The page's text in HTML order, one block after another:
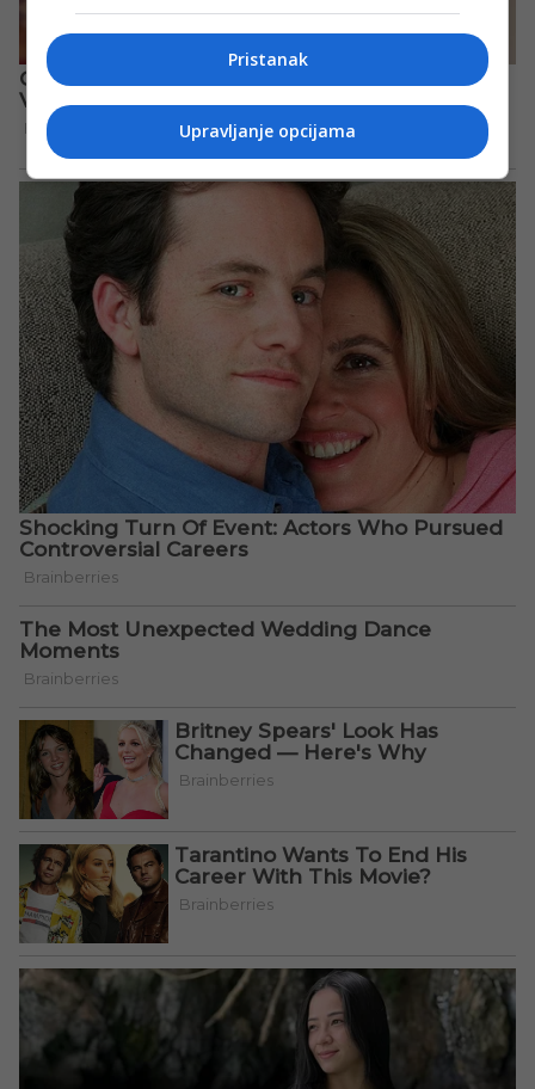
Pristanak
Upravljanje opcijama